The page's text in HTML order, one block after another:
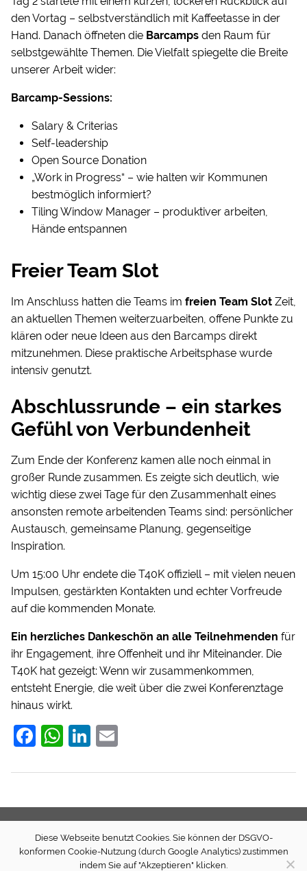
den Vortag – selbstverständlich mit Kaffeetasse in der
Hand. Danach öffneten die Barcamps den Raum für
selbstgewählte Themen. Die Vielfalt spiegelte die Breite
unserer Arbeit wider:
Barcamp-Sessions:
Salary & Criterias
Self-leadership
Open Source Donation
„Work in Progress“ – wie halten wir Kommunen
bestmöglich informiert?
Tiling Window Manager – produktiver arbeiten,
Hände entspannen
Freier Team Slot
Im Anschluss hatten die Teams im freien Team Slot Zeit,
an aktuellen Themen weiterzuarbeiten, offene Punkte zu
klären oder neue Ideen aus den Barcamps direkt
mitzunehmen. Diese praktische Arbeitsphase wurde
intensiv genutzt.
Abschlussrunde – ein starkes
Gefühl von Verbundenheit
Zum Ende der Konferenz kamen alle noch einmal in
großer Runde zusammen. Es zeigte sich deutlich, wie
wichtig diese zwei Tage für den Zusammenhalt eines
ansonsten remote arbeitenden Teams sind: persönlicher
Austausch, gemeinsame Planung, gegenseitige
Inspiration.
Um 15:00 Uhr endete die T40K offiziell – mit vielen neuen
Impulsen, gestärkten Kontakten und echter Vorfreude
auf die kommenden Monate.
Ein herzliches Dankeschön an alle Teilnehmenden für
ihr Engagement, ihre Offenheit und ihr Miteinander. Die
T40K hat gezeigt: Wenn wir zusammenkommen,
entsteht Energie, die weit über die zwei Konferenztage
hinaus wirkt.
F
c
e
b
o
W
at
s
A
p
Li
k
e
dI
n
ai
l
Newsletter Presse Transparenz (extern)
Spenden
Quellcode
Impressum Datenschutz
Diese Webseite benutzt Cookies. Sie können der DSGVO-
konformen Cookie-Nutzung (durch Google Analytics) zustimmen
indem Sie auf "Akzeptieren" klicken.